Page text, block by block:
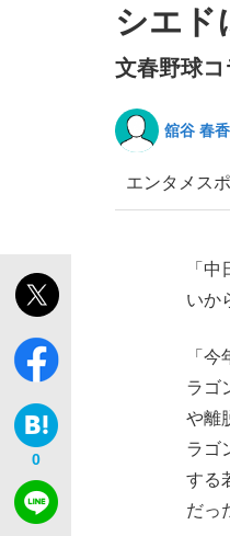
シエド
文春野球
舘谷 春香
エンタメ ス
0
「
いか
「
ラゴ
や離
ラゴ
する
だっ